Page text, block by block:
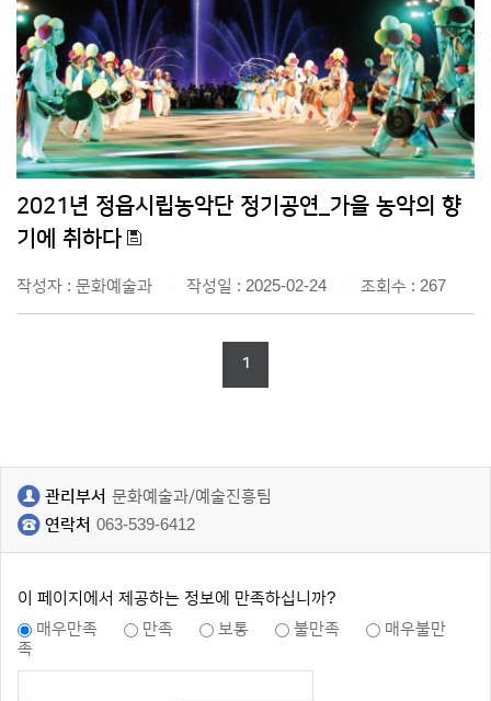
2021년 정읍시립농악단 정기공연_가을 농악의 향
기에 취하다
작성자 : 문화예술과 작성일 : 2025-02-24 조회수 : 267
1
관리부서 문화예술과/예술진흥팀
연락처 063-539-6412
이 페이지에서 제공하는 정보에 만족하십니까?
매우만족
만족 보통 불만족
매우불만
족